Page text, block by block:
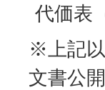
代価表
※上記
文書公